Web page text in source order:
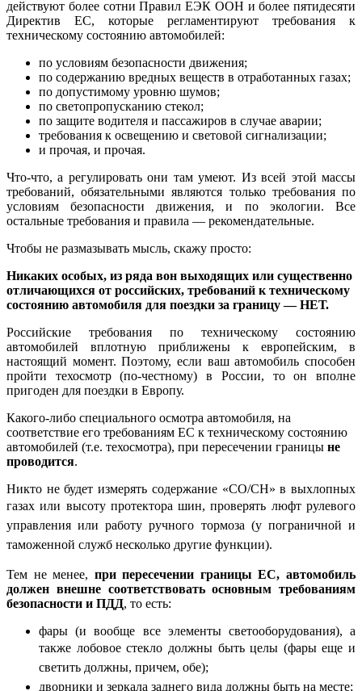
действуют более сотни Правил ЕЭК ООН и более пятидесяти
Директив ЕС, которые регламентируют требования к
техническому состоянию автомобилей:
по условиям безопасности движения;
по содержанию вредных веществ в отработанных газах;
по допустимому уровню шумов;
по светопропусканию стекол;
по защите водителя и пассажиров в случае аварии;
требования к освещению и световой сигнализации;
и прочая, и прочая.
Что-что, а регулировать они там умеют. Из всей этой массы
требований, обязательными являются только требования по
условиям безопасности движения, и по экологии. Все
остальные требования и правила — рекомендательные.
Чтобы не размазывать мысль, скажу просто:
Никаких особых, из ряда вон выходящих или существенно
отличающихся от российских, требований к техническому
состоянию автомобиля для поездки за границу — НЕТ.
Российские требования по техническому состоянию
автомобилей вплотную приближены к европейским, в
настоящий момент. Поэтому, если ваш автомобиль способен
пройти техосмотр (по-честному) в России, то он вполне
пригоден для поездки в Европу.
Какого-либо специального осмотра автомобиля, на
соответствие его требованиям ЕС к техническому состоянию
автомобилей (т.е. техосмотра), при пересечении границы не
проводится.
Никто не будет измерять содержание «СО/СН» в выхлопных
газах или высоту протектора шин, проверять люфт рулевого
управления или работу ручного тормоза (у пограничной и
таможенной служб несколько другие функции).
Тем не менее, при пересечении границы ЕС, автомобиль
должен внешне соответствовать основным требованиям
безопасности и ПДД, то есть:
фары (и вообще все элементы светооборудования), а
также лобовое стекло должны быть целы (фары еще и
светить должны, причем, обе);
дворники и зеркала заднего вида должны быть на месте;